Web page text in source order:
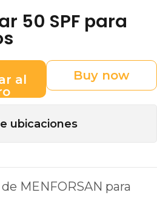
50 SPF para
al
Buy now
ubicaciones
MENFORSAN para